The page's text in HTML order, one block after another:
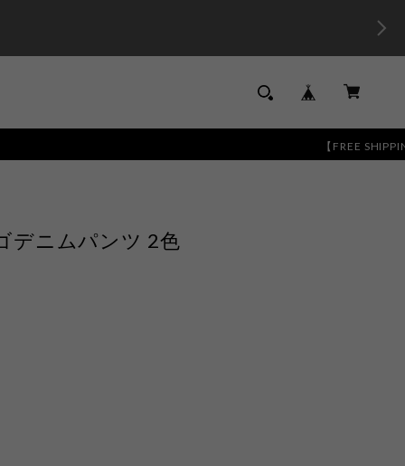
【FREE SHIPPING】13,000円以
デニムパンツ 2色